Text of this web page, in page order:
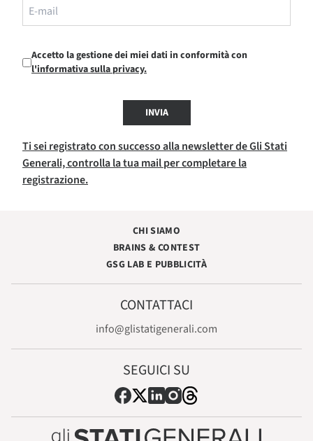
Accetto la gestione dei miei dati in conformità con
l'informativa sulla privacy.
INVIA
Ti sei registrato con successo alla newsletter de Gli Stati
Generali, controlla la tua mail per completare la
registrazione.
CHI SIAMO
BRAINS & CONTEST
GSG LAB E PUBBLICITÀ
CONTATTACI
info@glistatigenerali.com
SEGUICI SU